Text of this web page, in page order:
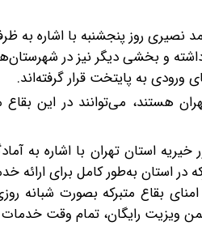
روز پنجشنبه با اشاره به
و بخشی دیگر نیز در
ورودی به پایتخت قرار گرفته‌اند.
هستند، می‌توانند در این
استان تهران با اشاره به
خاطر نشان کرد: ۶۰ بقعه متبرکه در استان
بقاع متبرکه بصورت شبانه
ویزیت رایگان، تمام وقت